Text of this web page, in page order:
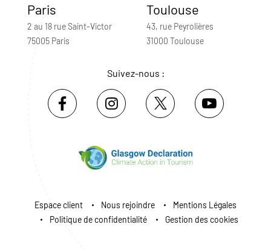
Paris
2 au 18 rue Saint-Victor
75005 Paris
Toulouse
43, rue Peyrolières
31000 Toulouse
Suivez-nous :
Espace client Nous rejoindre
Mentions Légales
Politique de confidentialité
Gestion des cookies